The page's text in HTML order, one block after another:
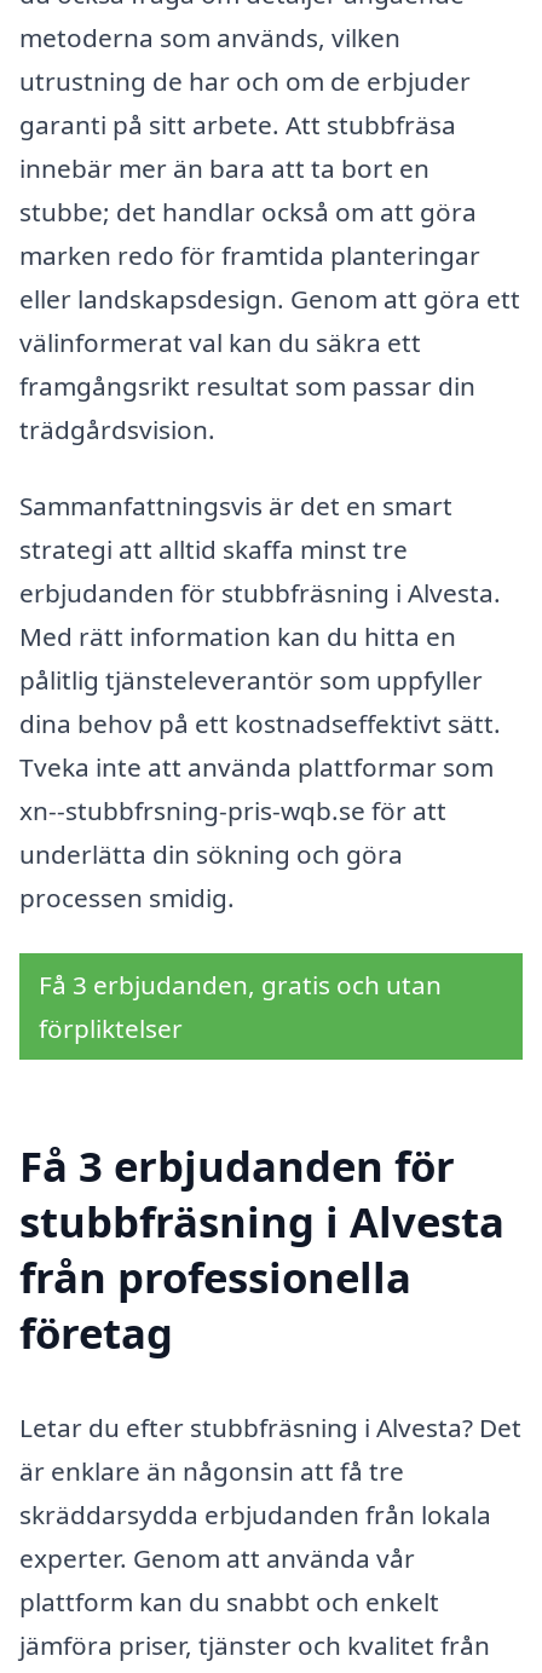
metoderna som används, vilken
utrustning de har och om de erbjuder
garanti på sitt arbete. Att stubbfräsa
innebär mer än bara att ta bort en
stubbe; det handlar också om att göra
marken redo för framtida planteringar
eller landskapsdesign. Genom att göra ett
välinformerat val kan du säkra ett
framgångsrikt resultat som passar din
trädgårdsvision.
Sammanfattningsvis är det en smart
strategi att alltid skaffa minst tre
erbjudanden för stubbfräsning i Alvesta.
Med rätt information kan du hitta en
pålitlig tjänsteleverantör som uppfyller
dina behov på ett kostnadseffektivt sätt.
Tveka inte att använda plattformar som
xn--stubbfrsning-pris-wqb.se för att
underlätta din sökning och göra
processen smidig.
Få 3 erbjudanden, gratis och utan
förpliktelser
Få 3 erbjudanden för
stubbfräsning i Alvesta
från professionella
företag
Letar du efter stubbfräsning i Alvesta? Det
är enklare än någonsin att få tre
skräddarsydda erbjudanden från lokala
experter. Genom att använda vår
plattform kan du snabbt och enkelt
jämföra priser, tjänster och kvalitet från